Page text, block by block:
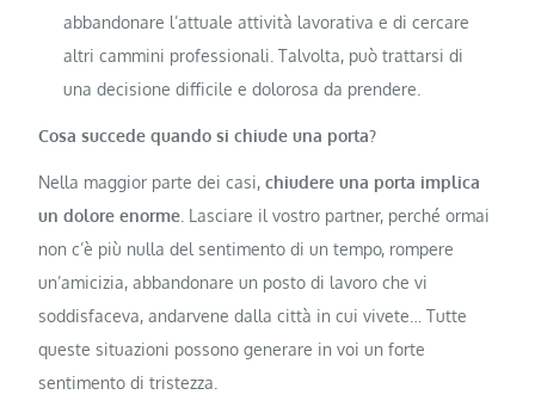
abbandonare l’attuale attività lavorativa e di cercare
altri cammini professionali. Talvolta, può trattarsi di
una decisione difficile e dolorosa da prendere.
Cosa succede quando si chiude una porta?
Nella maggior parte dei casi,chiudere una porta implica
un dolore enorme . Lasciare il vostro partner, perché ormai
non c’è più nulla del sentimento di un tempo, rompere
un’amicizia, abbandonare un posto di lavoro che vi
soddisfaceva, andarvene dalla città in cui vivete… Tutte
queste situazioni possono generare in voi un forte
sentimento di tristezza.